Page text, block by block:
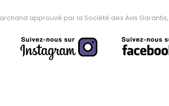
approuvé par la Société des Avis Garantis,